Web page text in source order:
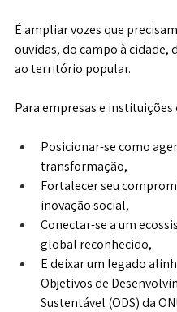
É ampliar vozes que
ouvidas, do campo à cidade,
ao território popular.
Para empresas e instituições
Posicionar-se como
transformação,
Fortalecer seu
inovação social,
Conectar-se a um
global reconhecido,
E deixar um legado
Objetivos de
Sustentável (ODS) da